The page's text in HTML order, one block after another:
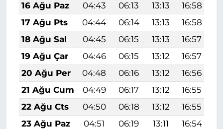
16 Ağu Paz
04:43 06:13 13:13 16:58
17 Ağu Pts
04:44 06:14 13:13 16:58
18 Ağu Sal
04:45 06:15 13:13 16:57
19 Ağu Çar
04:46 06:15 13:12 16:57
20 Ağu Per
04:48 06:16 13:12 16:56
21 Ağu Cum
04:49 06:17 13:12 16:55
22 Ağu Cts
04:50 06:18 13:12 16:55
23 Ağu Paz
04:51 06:19 13:11 16:54